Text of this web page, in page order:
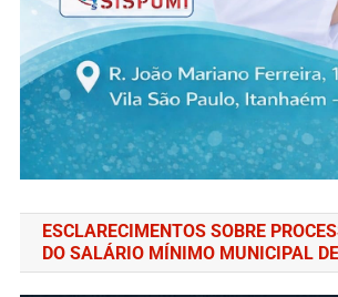
ESCLARECIMENTOS SOBRE
DO SALÁRIO MÍNIMO MUNICIPAL